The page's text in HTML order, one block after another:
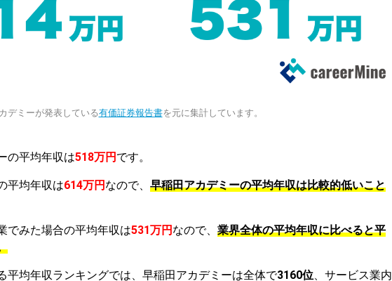
デミーが発表している有価証券報告書を元に集計しています。
の平均年収は518万円 です。
平均年収は614万円 なので、 早稲田アカデミーの平均年収は比較的低いこと
でみた場合の平均年収は531万円 なので、 業界全体の平均年収に比べると平
平均年収ランキングでは、早稲田アカデミーは全体で3160位、サービス業内